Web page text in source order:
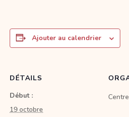
Ajouter au calendrier
DÉTAILS
Début :
19 octobre